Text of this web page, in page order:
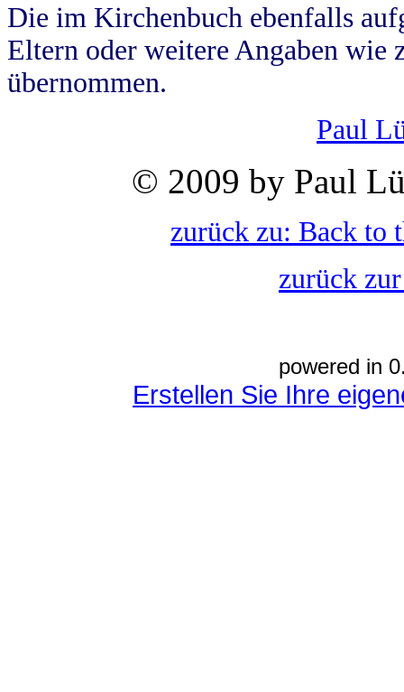
Die im Kirchenbuch ebenfalls
Eltern oder weitere Angaben wie
übernommen.
Paul
© 2009 by Paul
zurück zu: Back to
zurück
powered in
Erstellen Sie Ihre